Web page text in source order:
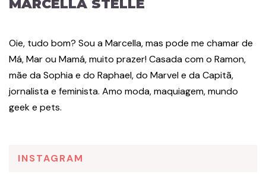
MARCELLA STELLE
Oie, tudo bom? Sou a Marcella, mas pode me chamar de
Má, Mar ou Mamá, muito prazer! Casada com o Ramon,
mãe da Sophia e do Raphael, do Marvel e da Capitã,
jornalista e feminista. Amo moda, maquiagem, mundo
geek e pets.
INSTAGRAM